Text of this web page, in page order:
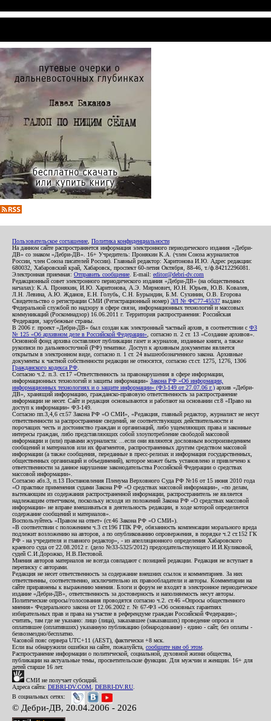
Пользовательское соглашение Политика конфиденциальности
На данном сайте распространяется информация электронного периодического издания «Дебри-
ДВ» со знаком «Дебри-ДВ». 16+ Учредитель: Пронякин К.А. (член Союза журналистов
России, член Союза писателей России). Главный редактор: Харитонова И.Ю. Адрес редакции:
680032, Хабаровский край, Хабаровск, проспект 60-летия Октября, 88-46, т./ф.84212296081.
Электронная приемная: Отправить сообщение . E-mail: editor@debri-dv.com
Редакционный совет электронного периодического издания «Дебри-ДВ» (на общественных
началах): К.А. Пронякин, И.Ю. Харитонова, А.Э. Мирмович, Ю.Н. Юрьев, Ю.В. Ковалев,
Л.Н. Левина, А.Ю. Жданов, Е.Н. Голубь, С.Н. Бурындин, Б.М. Сухинин, О.В. Егорова
Свидетельство о регистрации СМИ (Регистрационный номер) ЭЛ № ФС77-45537 выдано
Федеральной службой по надзору в сфере связи, информационных технологий и массовых
коммуникаций (Роскомнадзор) 16.06.2011 г. Территория распространения: Российская
Федерация, зарубежные страны.
В 2006 г. проект «Дебри-ДВ» был создан как электронный частный архив, в соответствии с ФЗ
№ 125 «Об архивном деле в Российской Федерации» , согласно п. 2 ст. 13 «Создание архивов».
Основной фонд архива составляют публикации газет и журналов, изданные книги, а также
рукописи по дальневосточной (РФ) тематике. Доступ к архивным документам является
открытым в электронном виде, согласно п. 1 ст. 24 вышеобозначенного закона. Архивные
документы к частной собственности редакции не относятся, согласно ст.ст. 1275, 1276, 1306
Гражданского кодекса РФ
Согласно ч.2. п.3. ст.17 «Ответственность за правонарушения в сфере информации,
информационных технологий и защиты информации» Закона РФ «Об информации,
информационных технологиях и о защите информации» (ФЗ-149 от 27.07.06 г.) архив «Дебри-
ДВ», хранящий информацию, гражданско-правовую ответственность за распространение
информации не несет. Сайт и редакция основываются и работают на основании ст.8 «Право на
доступ к информации» ФЗ-149.
Согласно пп.3,4,6 ст.57 Закона РФ «О СМИ», «Редакция, главный редактор, журналист не несут
ответственности за распространение сведений, не соответствующих действительности и
порочащих честь и достоинство граждан и организаций, либо ущемляющих права и законные
интересы граждан, либо представляющих собой злоупотребление свободой массовой
информации и (или) правами журналиста: ...если они являются дословным воспроизведением
сообщений и материалов или их фрагментов, распространенных другим средством массовой
информации (а также сообщения, переданные в пресс-релизах и информация государственных,
общественных организаций и объединений), которое может быть установлено и привлечено к
ответственности за данное нарушение законодательства Российской Федерации о средствах
массовой информации».
Согласно абз.3, п.13 Постановления Пленума Верховного Суда РФ №16 от 15 июня 2010 года
«О практике применения судами Закона РФ «О средствах массовой информации», «по делам,
вытекающим из содержания распространенной информации, распространитель не является
надлежащим ответчиком, поскольку исходя из положений Закона РФ «О средствах массовой
информации» не вправе вмешиваться в деятельность редакции, в ходе которой определяется
содержание сообщений и материалов».
Воспользуйтесь «Правом на ответ» (ст.46 Закона РФ «О СМИ»).
«В соответствии с положением ч.3 ст.196 ГПК РФ, обязанность компенсации морального вреда
подлежит возложению на авторов, а по опубликованию опровержения, в порядке ч.2 ст.152 ГК
РФ - на учредителя и главного редактор», - из апелляционного определения Хабаровского
краевого суда от 22.08.2012 г. (дело №33-5325/2012) председательствующего И.И.Куликовой,
судей С.И.Дорожко, Н.В.Пестовой.
Мнения авторов материалов не всегда совпадают с позицией редакции. Редакция не вступает в
переписку с авторами.
Редакция не несет ответственность за содержание внешних ссылок и комментариев. За них
ответственны, соответственно, исключительно их правообладатели и авторы. Комментарии на
сайте приравнены к выражению мнения. Блоги и форум не входят в электронное периодическое
издание «Дебри-ДВ», ответственность за достоверность и наполняемость несут авторы.
Политические опросы/голосования проводятся согласно ч.2. ст.46 «Опросы общественного
мнения» Федерального закона от 12.06.2002 г. № 67-ФЗ «Об основных гарантиях
избирательных прав и права на участие в референдуме граждан Российской Федерации»;
считать, там где не указано: лицо (лица), заказавшее (заказавших) проведение опроса и
оплатившее (оплативших) указанную публикацию (обнародование) - едино - сайт, без оплаты -
безвозмездно/бесплатно.
Часовой пояс сервера UTC+11 (AEST), фактически +8 мск.
Если вы обнаружили ошибки на сайте, пожалуйста, сообщите нам об этом
Распространение информации о политической, социальной, духовной жизни общества,
публикации на актуальные темы, просветительские функции. Для мужчин и женщин. 16+ для
детей старше 16 лет.
СМИ не получает субсидий.
Адреса сайта: DEBRI-DV.COM DEBRI-DV.RU
В социальных сетях:
© Дебри-ДВ, 20.04.2006 - 2026